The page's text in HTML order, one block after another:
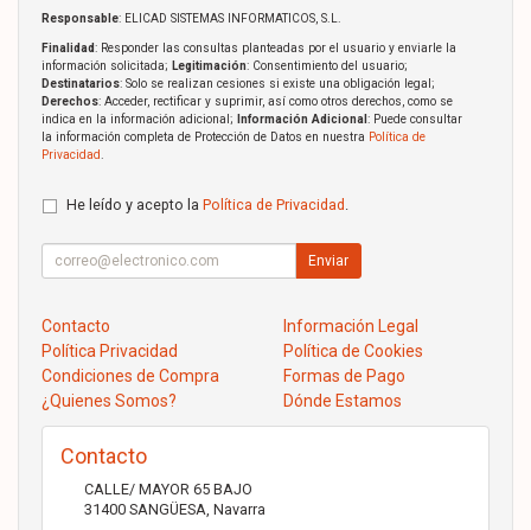
Responsable: ELICAD SISTEMAS INFORMATICOS, S.L.
Finalidad: Responder las consultas planteadas por el usuario y enviarle la
información solicitada; Legitimación: Consentimiento del usuario;
Destinatarios: Solo se realizan cesiones si existe una obligación legal;
Derechos: Acceder, rectificar y suprimir, así como otros derechos, como se
indica en la información adicional;
Información Adicional : Puede consultar
la información completa de Protección de Datos en nuestra Política de
Privacidad
He leído y acepto la Política de Privacidad .
Enviar
Contacto
Información Legal
Política Privacidad
Política de Cookies
Condiciones de Compra
Formas de Pago
¿Quienes Somos?
Dónde Estamos
Contacto
CALLE/ MAYOR 65 BAJO
31400 SANGÜESA, Navarra